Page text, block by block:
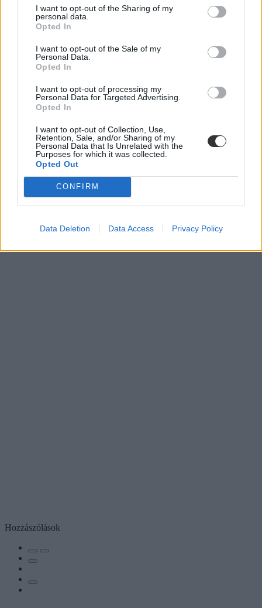
I want to opt-out of the Sharing of my
personal data.
Opted In
I want to opt-out of the Sale of my
Personal Data.
Opted In
I want to opt-out of processing my
Personal Data for Targeted Advertising.
Opted In
I want to opt-out of Collection, Use,
Retention, Sale, and/or Sharing of my
Personal Data that Is Unrelated with the
Purposes for which it was collected.
Opted Out
CONFIRM
Data Deletion Data Access Privacy Policy
óvodások oltása
Hozzászólások